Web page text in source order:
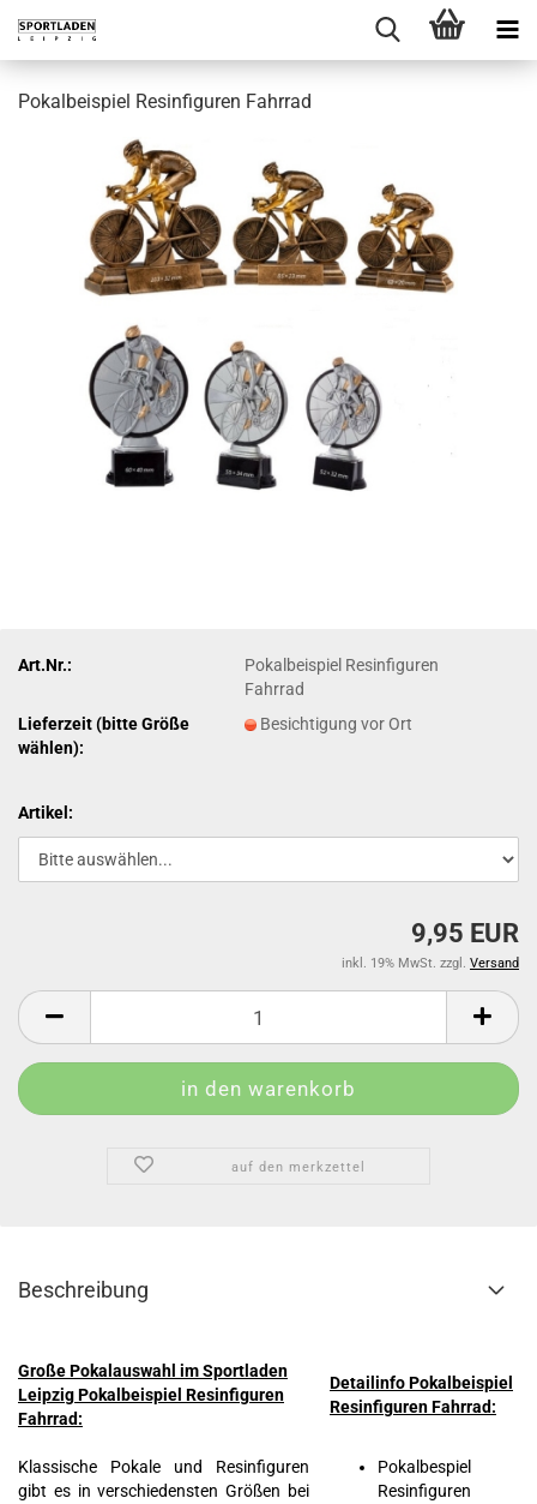
Pokalbeispiel Resinfiguren Fahrrad
Art.Nr.:
Pokalbeispiel Resinfiguren
Fahrrad
Lieferzeit (bitte Größe
wählen):
Besichtigung vor Ort
Artikel:
9,95 EUR
inkl. 19% MwSt. zzgl. Versand
auf den merkzettel
Beschreibung
Große Pokalauswahl im Sportladen
Leipzig Pokalbeispiel Resinfiguren
Fahrrad:
Detailinfo Pokalbeispiel
Resinfiguren Fahrrad:
Klassische Pokale und Resinfiguren
gibt es in verschiedensten Größen bei
Pokalbespiel
Resinfiguren